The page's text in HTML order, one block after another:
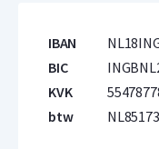
IBAN
BIC
KVK
btw